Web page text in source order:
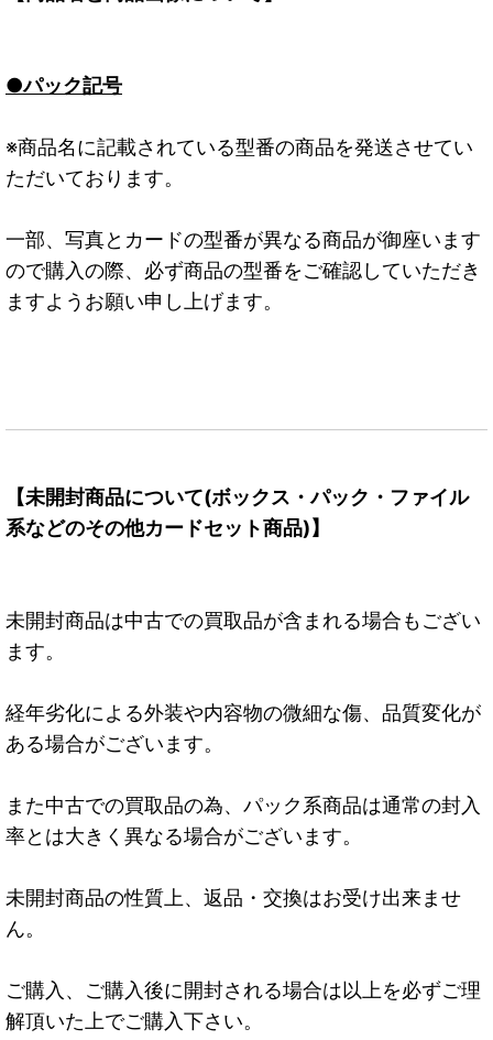
●パック記号
※商品名に記載されている型番の商品を発送させてい
ただいております。
一部、写真とカードの型番が異なる商品が御座います
ので購入の際、必ず商品の型番をご確認していただき
ますようお願い申し上げます。
【未開封商品について(ボックス・パック・ファイル
系などのその他カードセット商品)】
未開封商品は中古での買取品が含まれる場合もござい
ます。
経年劣化による外装や内容物の微細な傷、品質変化が
ある場合がございます。
また中古での買取品の為、パック系商品は通常の封入
率とは大きく異なる場合がございます。
未開封商品の性質上、返品・交換はお受け出来ませ
ん。
ご購入、ご購入後に開封される場合は以上を必ずご理
解頂いた上でご購入下さい。